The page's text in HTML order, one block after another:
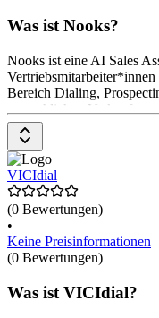
Was ist Nooks?
Nooks ist eine AI Sales
Bereich Dialing,
menschlichen
Funktionen wie einen AI
sowie Coaching-Tools
Nooks bei der Recherche
personalisierter E-Mails.
verfügbar.
VICIdial
(0 Bewertungen)
•
Keine Preisinformationen
(0 Bewertungen)
Was ist VICIdial?